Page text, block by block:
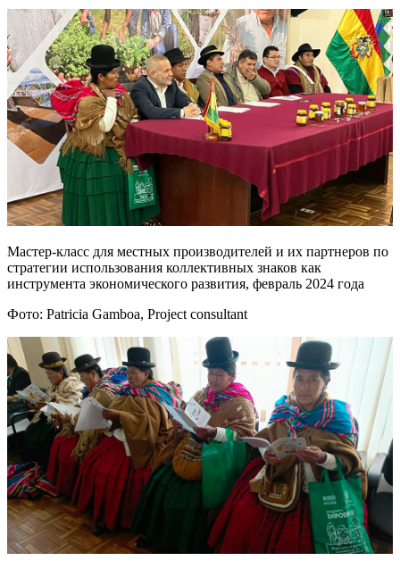
Мастер-класс для местных производителей и их партнеров по
стратегии использования коллективных знаков как
инструмента экономического развития, февраль 2024 года
Фото: Patricia Gamboa, Project consultant